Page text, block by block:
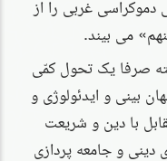
دموکراسی غربی را از
می بیند.
صرفا یک تحول کمّی
بینی و ایدئولوژی و
با دین و شریعت
و جامعه پردازی